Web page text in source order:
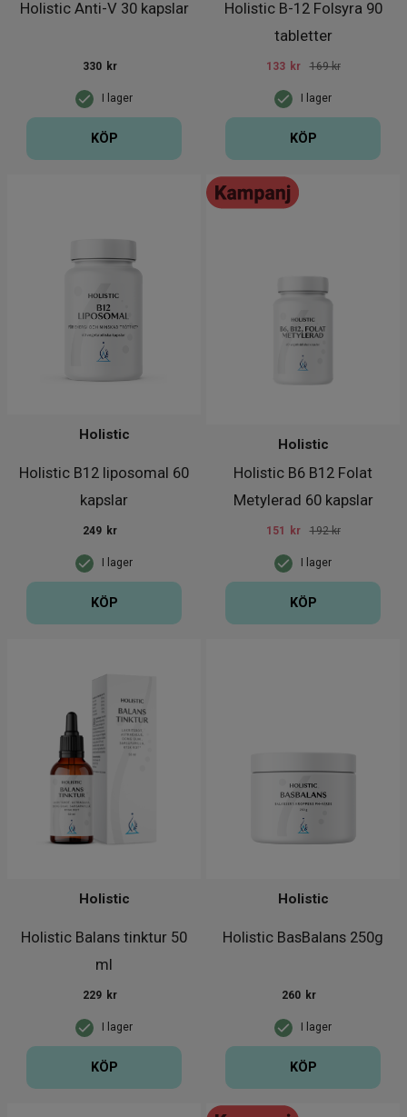
Holistic Anti-V 30 kapslar
I lager
330 kr
KÖP
Holistic B-12 Folsyra 90
tabletter
I lager
133 kr 169 kr
KÖP
Holistic B12 liposomal 60
kapslar
Holistic
I lager
249 kr
KÖP
Holistic B6 B12 Folat
Metylerad 60 kapslar
Holistic
I lager
151 kr 192 kr
KÖP
Holistic Balans tinktur 50
ml
Holistic
I lager
229 kr
KÖP
Holistic BasBalans 250g
Holistic
I lager
260 kr
KÖP